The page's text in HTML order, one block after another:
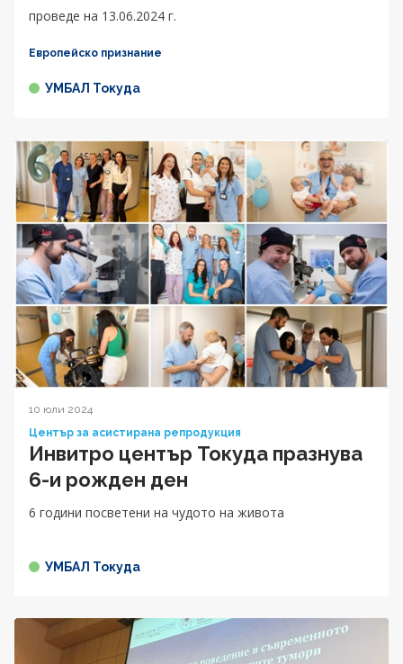
проведе на 13.06.2024 г.
Европейско признание
УМБАЛ Токуда
10 юли 2024
Център за асистирана репродукция
Инвитро център Токуда празнува
6-и рожден ден
6 години посветени на чудото на живота
УМБАЛ Токуда